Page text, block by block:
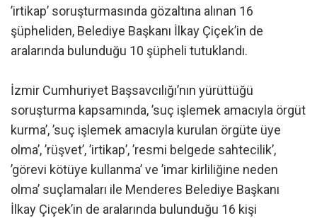
’irtikap’ soruşturmasında gözaltına alınan 16
şüpheliden, Belediye Başkanı İlkay Çiçek’in de
aralarında bulunduğu 10 şüpheli tutuklandı.
İzmir Cumhuriyet Başsavcılığı’nın yürüttüğü
soruşturma kapsamında, ’suç işlemek amacıyla örgüt
kurma’, ’suç işlemek amacıyla kurulan örgüte üye
olma’, ’rüşvet’, ’irtikap’, ’resmi belgede sahtecilik’,
’görevi kötüye kullanma’ ve ’imar kirliliğine neden
olma’ suçlamaları ile Menderes Belediye Başkanı
İlkay Çiçek’in de aralarında bulunduğu 16 kişi